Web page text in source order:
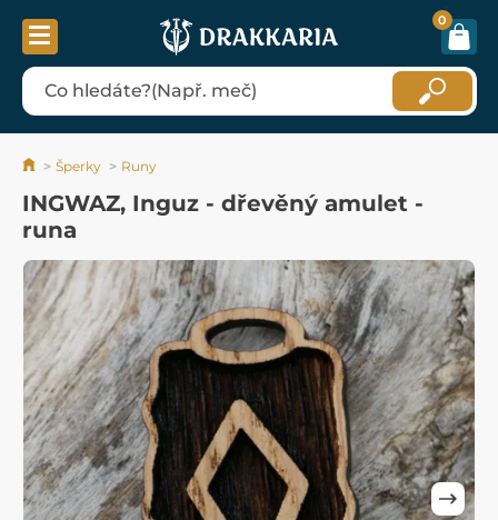
0
Šperky Runy
INGWAZ, Inguz - dřevěný amulet -
runa